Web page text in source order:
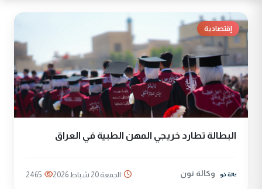
إقتصادية
البطالة تطارد خريجي المهن الطبية في العراق
وكالة نون الجمعة 20 شباط 2026 2465